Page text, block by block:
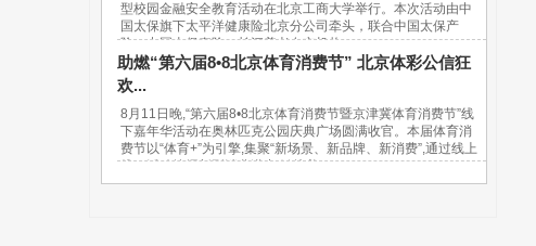
型校园金融安全教育活动在北京工商大学举行。本次活动由中
国太保旗下太平洋健康险北京分公司牵头，联合中国太保产
险、中国太保寿险、长江养老在京机构...
助燃“第六届8•8北京体育消费节” 北京体彩公信狂
欢...
8月11日晚,“第六届8•8北京体育消费节暨京津冀体育消费节”线
下嘉年华活动在奥林匹克公园庆典广场圆满收官。本届体育消
费节以“体育+”为引擎,集聚“新场景、新品牌、新消费”,通过线上
线下活动挖掘新型消费潜力,链接美...